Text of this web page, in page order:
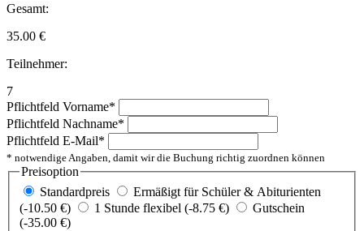
Gesamt:
35.00 €
Teilnehmer:
7
Pflichtfeld Vorname*
Pflichtfeld Nachname*
Pflichtfeld E-Mail*
* notwendige Angaben, damit wir die Buchung richtig zuordnen können
Preisoption
Standardpreis
Ermäßigt für Schüler & Abiturienten
(-10.50 €)
1 Stunde flexibel (-8.75 €)
Gutschein
(-35.00 €)